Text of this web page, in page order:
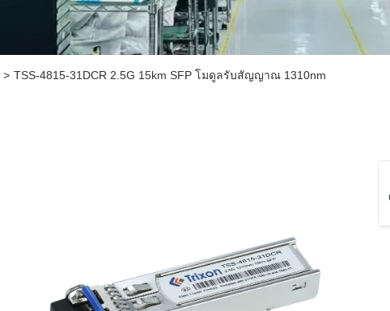
> TSS-4815-31DCR 2.5G 15km SFP โมดูลรับสัญญาณ 1310nm